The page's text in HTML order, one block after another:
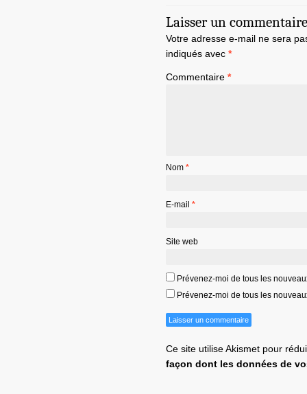
Laisser un commentaire
Votre adresse e-mail ne sera
indiqués avec *
Commentaire *
Nom *
E-mail *
Site web
Prévenez-moi de tous les
Prévenez-moi de tous les
Ce site utilise Akismet pour
façon dont les données de